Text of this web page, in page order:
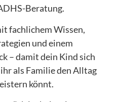
Beratung.
fachlichem Wissen,
und einem
– damit dein Kind sich
als Familie den Alltag
könnt.